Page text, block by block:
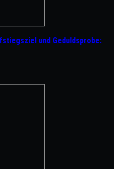
und Geduldsprobe: